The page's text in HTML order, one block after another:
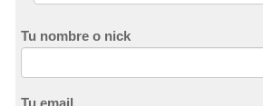
Tu nombre o nick
Tu email